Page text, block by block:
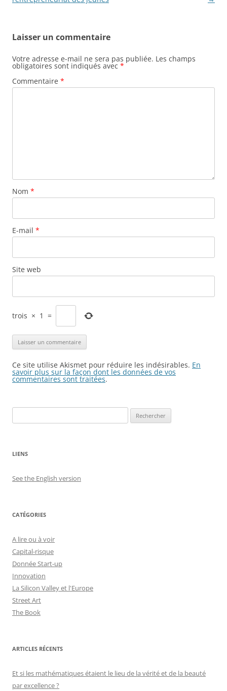
Laisser un commentaire
Votre adresse e-mail ne sera pas publiée. Les champs
obligatoires sont indiqués avec *
Commentaire *
Nom *
E-mail *
Site web
trois × 1 =
Ce site utilise Akismet pour réduire les indésirables. En
savoir plus sur la façon dont les données de vos
commentaires sont traitées.
LIENS
See the English version
CATÉGORIES
A lire ou à voir
Capital-risque
Donnée Start-up
Innovation
La Silicon Valley et l'Europe
Street Art
The Book
ARTICLES RÉCENTS
Et si les mathématiques étaient le lieu de la vérité et de la beauté
par excellence ?